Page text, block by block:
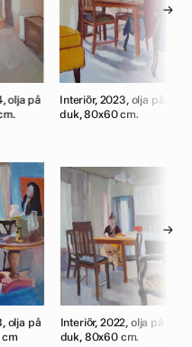
olja på
Interiör, 2023, olja på
duk, 80x60 cm.
→
olja på
cm
Interiör, 2022, olja på
duk, 80x60 cm.
→